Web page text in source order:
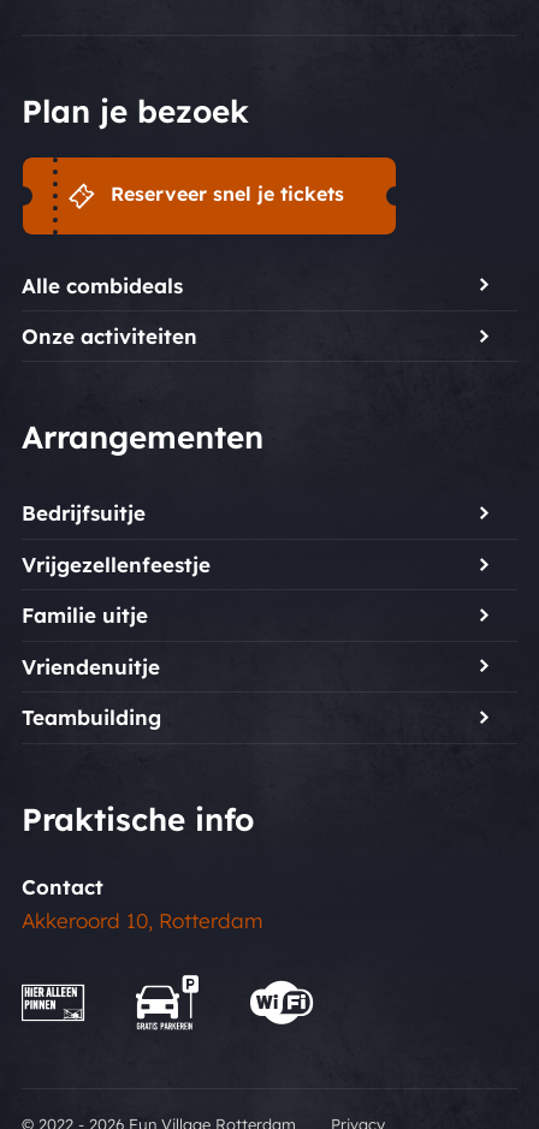
Plan je bezoek
Reserveer snel je tickets
Alle combideals
Onze activiteiten
Arrangementen
Bedrijfsuitje
Vrijgezellenfeestje
Familie uitje
Vriendenuitje
Teambuilding
Praktische info
Contact
Akkeroord 10, Rotterdam
© 2022 - 2026 Fun Village Rotterdam Privacy